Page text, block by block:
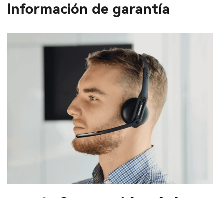
Información de garantía